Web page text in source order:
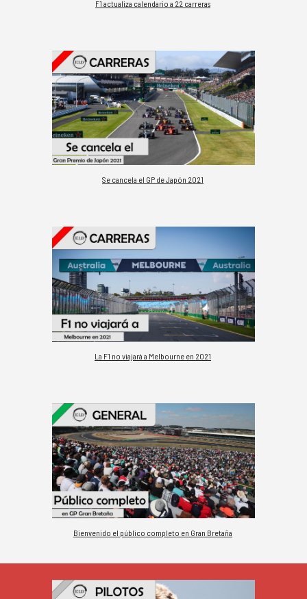
F1 actualiza calendario a 22 carreras
Se cancela el GP de Japón 2021
La F1 no viajará a Melbourne en 2021
Bienvenido el público completo en Gran Bretaña